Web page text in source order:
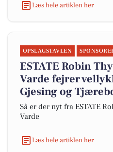
Læs hele artiklen her
OPSLAGSTAVLEN
ESTATE Robin
Varde fejrer
Gjesing og
Så er der nyt fra ESTATE
Varde
Læs hele artiklen her